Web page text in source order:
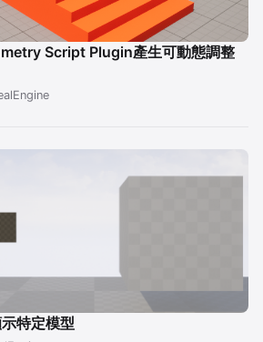
Script Plugin產生可動態調整
特定模型